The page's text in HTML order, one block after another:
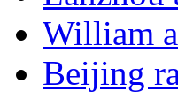
William
Beijing